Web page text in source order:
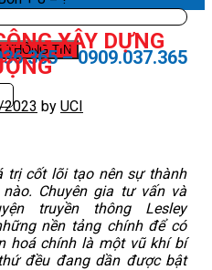
– 0909.037.365
XÂY DỰNG
by UCI
cốt lõi tạo nên sự thành
Chuyên gia tư vấn và
truyền thông Lesley
nền tảng chính để có
hoá chính là một vũ khí bí
đều đang dần được bật